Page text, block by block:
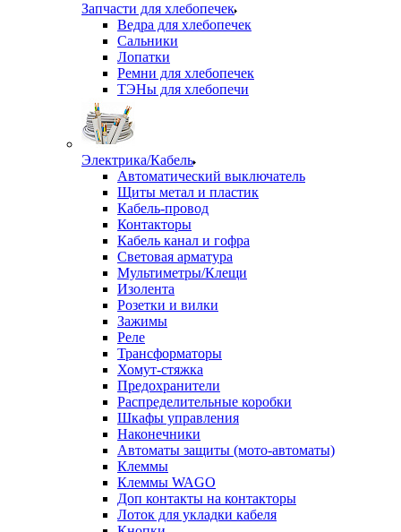
Запчасти для хлебопечек
Ведра для хлебопечек
Сальники
Лопатки
Ремни для хлебопечек
ТЭНы для хлебопечи
Электрика/Кабель
Автоматический выключатель
Щиты метал и пластик
Кабель-провод
Контакторы
Кабель канал и гофра
Световая арматура
Мультиметры/Клещи
Изолента
Розетки и вилки
Зажимы
Реле
Трансформаторы
Хомут-стяжка
Предохранители
Распределительные коробки
Шкафы управления
Наконечники
Автоматы защиты (мото-автоматы)
Клеммы
Клеммы WAGO
Доп контакты на контакторы
Лоток для укладки кабеля